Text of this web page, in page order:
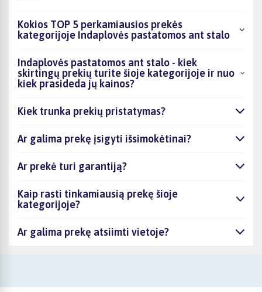
Kokios TOP 5 perkamiausios prekės
kategorijoje Indaplovės pastatomos ant stalo
Indaplovės pastatomos ant stalo - kiek
skirtingų prekių turite šioje kategorijoje ir nuo
kiek prasideda jų kainos?
Kiek trunka prekių pristatymas?
Ar galima prekę įsigyti išsimokėtinai?
Ar prekė turi garantiją?
Kaip rasti tinkamiausią prekę šioje
kategorijoje?
Ar galima prekę atsiimti vietoje?